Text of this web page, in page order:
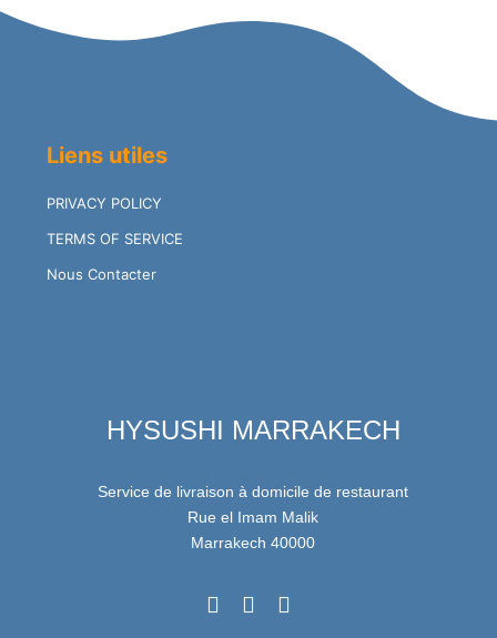
Liens utiles
PRIVACY POLICY
TERMS OF SERVICE
Nous Contacter
HYSUSHI MARRAKECH
Service de livraison à domicile de restaurant
Rue el Imam Malik
Marrakech 40000